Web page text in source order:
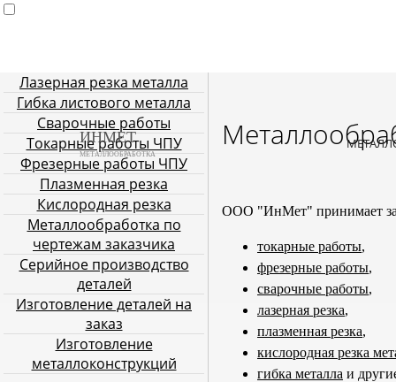
ГлавнаяУслуги металлообработки
ИНМЕТ
МЕТАЛЛООБРАБОТКА
Лазерная резка металла
Гибка листового металла
Сварочные работы
Токарные работы ЧПУ
Фрезерные работы ЧПУ
Плазменная резка
Кислородная резка
Металлообработка по
чертежам заказчика
Серийное производство
деталей
Изготовление деталей на
заказ
Изготовление
металлоконструкций
ООО "ИнМет" принимает
токарные работы,
фрезерные работы,
сварочные работы,
лазерная резка,
плазменная резка,
кислородная резка
гибка металла и